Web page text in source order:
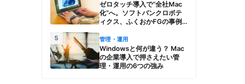
ゼロタッチ導入で“全社Mac
化”へ。ソフトバンクロボテ
ィクス、ふくおかFGの事例
週のAppleビジネストレン
ド】
5 管理・運用
Windowsと何が違う？ Mac
の企業導入で押さえたい管
理・運用の6つの強み